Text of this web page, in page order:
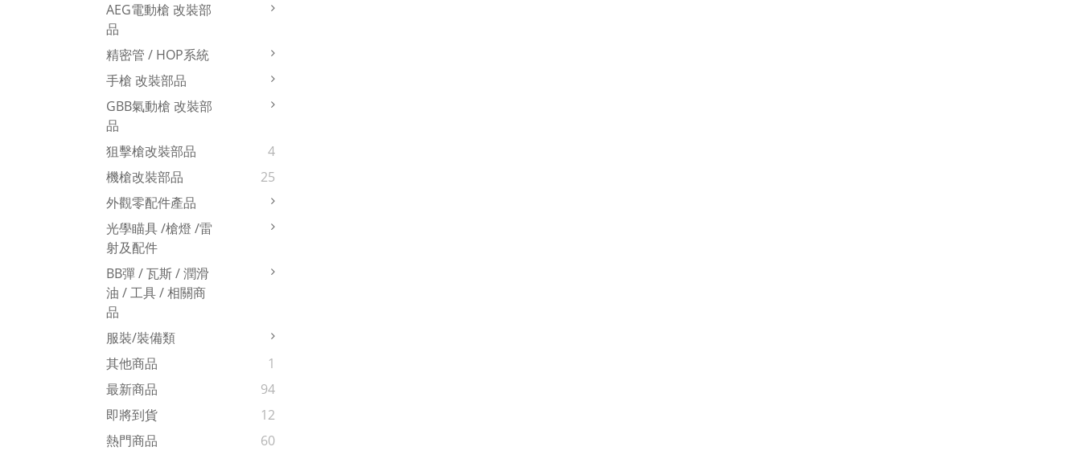
AEG電動槍 改裝部
品
精密管 / HOP系統
手槍 改裝部品
GBB氣動槍 改裝部
品
狙擊槍改裝部品
4
機槍改裝部品
25
外觀零配件產品
光學瞄具 /槍燈 /雷
射及配件
BB彈 / 瓦斯 / 潤滑
油 / 工具 / 相關商
品
服裝/裝備類
其他商品
1
最新商品
94
即將到貨
12
熱門商品
60